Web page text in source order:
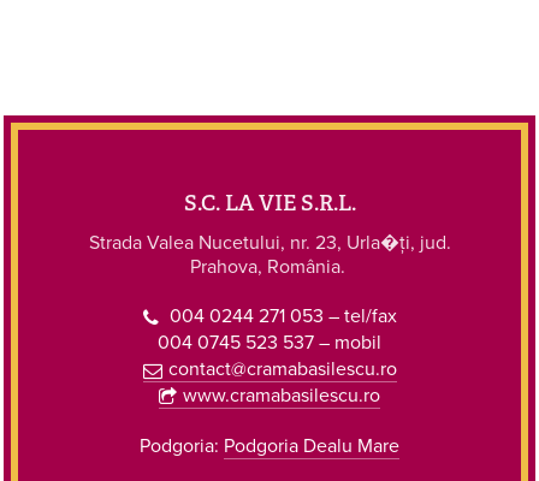
S.C. LA VIE S.R.L.
Strada Valea Nucetului, nr. 23, Urla�ţi, jud.
Prahova, România.
004 0244 271 053 – tel/fax
004 0745 523 537 – mobil
contact@cramabasilescu.ro
www.cramabasilescu.ro
Podgoria: Podgoria Dealu Mare